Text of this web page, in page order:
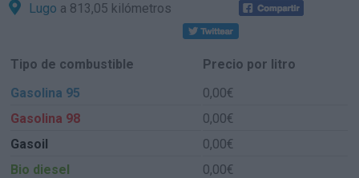
Lugo a 813,05 kilómetros
Tipo de combustible
Precio por litro
Gasolina 95
0,00€
Gasolina 98
0,00€
Gasoil
0,00€
Bio diesel
0,00€